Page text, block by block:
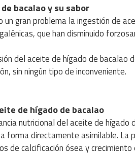
bacalao y su sabor
un gran problema la ingestión de
que han disminuido
del aceite de hígado de
sin ningún tipo de inconveniente.
de hígado de bacalao
nutricional del aceite de
forma directamente asimilable.
de calcificación ósea y crecimiento